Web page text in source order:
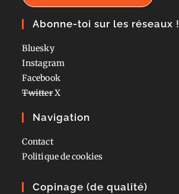
Abonne-toi sur les réseaux !
Bluesky
Instagram
Facebook
TwitterX
Navigation
Contact
Politique de cookies
Copinage (de qualité)